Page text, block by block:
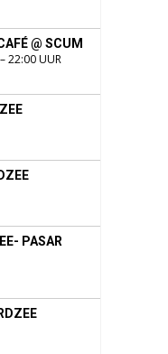
@ SCUM
22:00 UUR
PASAR